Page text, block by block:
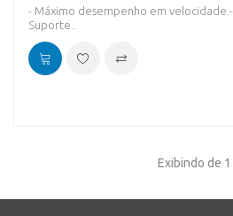
- Máximo desempenho em
Suporte..
Exibindo de